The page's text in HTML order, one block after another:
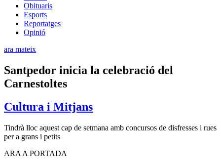
Obituaris
Esports
Reportatges
Opinió
ara mateix
Santpedor inicia la celebració del
Carnestoltes
Cultura i Mitjans
Tindrà lloc aquest cap de setmana amb concursos de disfresses i rues
per a grans i petits
ARA A PORTADA